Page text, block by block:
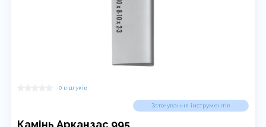
0 відгуків
Камінь Арканзас 995
Заточування інструментів